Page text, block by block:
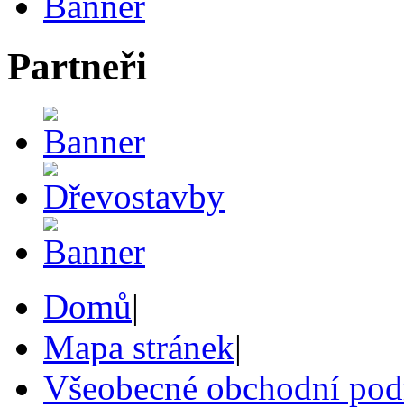
Partneři
Domů|
Mapa stránek|
Všeobecné obchodní